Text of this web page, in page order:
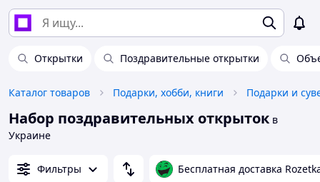
Открытки Поздравительные открытки
Каталог товаров Подарки, хобби, книги Подарки и
Набор поздравительных открыток в
Украине
Фильтры Бесплатная доставка